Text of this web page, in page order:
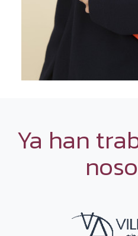
Ya han